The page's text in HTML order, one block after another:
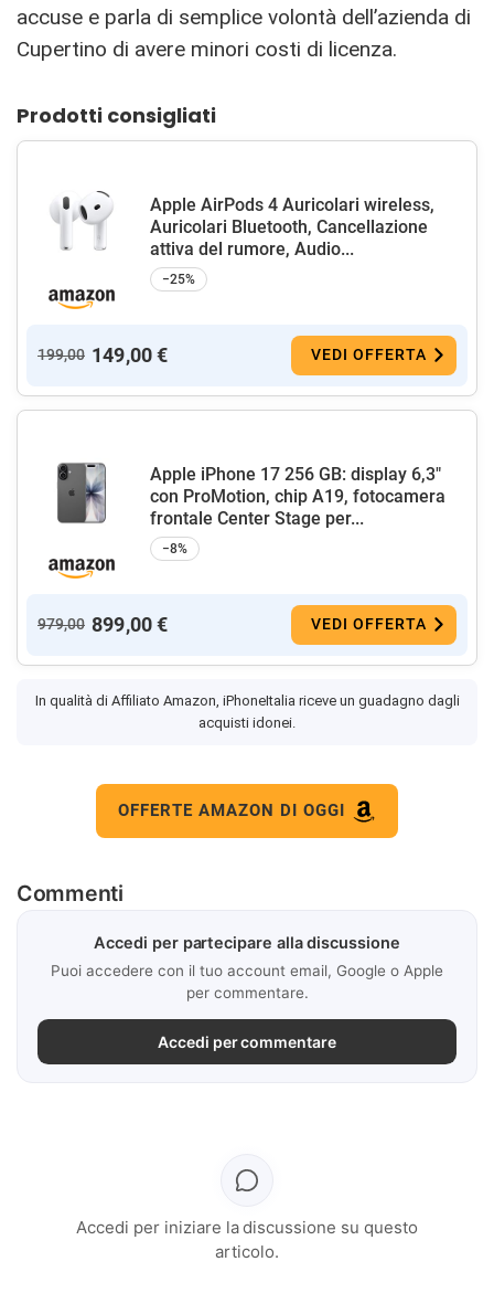
accuse e parla di semplice volontà dell’azienda di
Cupertino di avere minori costi di licenza.
Prodotti consigliati
Apple AirPods 4 Auricolari wireless,
Auricolari Bluetooth, Cancellazione
attiva del rumore, Audio...
−25%
199,00 149,00 € VEDI OFFERTA
Apple iPhone 17 256 GB: display 6,3"
con ProMotion, chip A19, fotocamera
frontale Center Stage per...
−8%
979,00 899,00 € VEDI OFFERTA
In qualità di Affiliato Amazon, iPhoneItalia riceve un guadagno dagli
acquisti idonei.
OFFERTE AMAZON DI OGGI
Commenti
Accedi per partecipare alla discussione
Puoi accedere con il tuo account email, Google o Apple
per commentare.
Accedi per commentare
Accedi per iniziare la discussione su questo
articolo.